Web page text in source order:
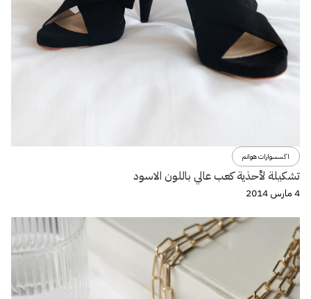
اكسسوارات هوانم
تشكيلة لأحذية كعب عالي باللون الاسود
4 مارس 2014